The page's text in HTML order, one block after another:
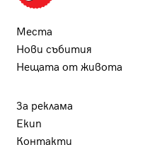
Места
Нови събития
Нещата от живота
За реклама
Екип
Контакти